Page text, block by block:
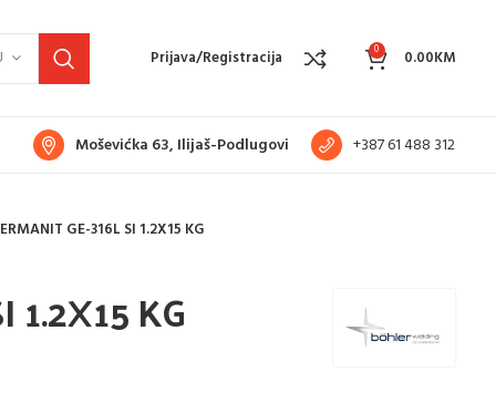
Prijava/Registracija 0 0.00KM
Moševićka 63, Ilijaš-Podlugovi +387 61 488 312
GE-316L SI 1.2X15 KG
KG